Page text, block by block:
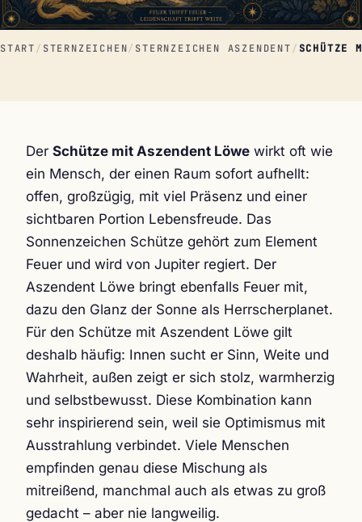
START / STERNZEICHEN/ STERNZEICHEN ASZENDENT /SCHÜTZE
Der Schütze mit Aszendent Löwe wirkt oft wie
ein Mensch, der einen Raum sofort aufhellt:
offen, großzügig, mit viel Präsenz und einer
sichtbaren Portion Lebensfreude. Das
Sonnenzeichen Schütze gehört zum Element
Feuer und wird von Jupiter regiert. Der
Aszendent Löwe bringt ebenfalls Feuer mit,
dazu den Glanz der Sonne als Herrscherplanet.
Für den Schütze mit Aszendent Löwe gilt
deshalb häufig: Innen sucht er Sinn, Weite und
Wahrheit, außen zeigt er sich stolz, warmherzig
und selbstbewusst. Diese Kombination kann
sehr inspirierend sein, weil sie Optimismus mit
Ausstrahlung verbindet. Viele Menschen
empfinden genau diese Mischung als
mitreißend, manchmal auch als etwas zu groß
gedacht – aber nie langweilig.